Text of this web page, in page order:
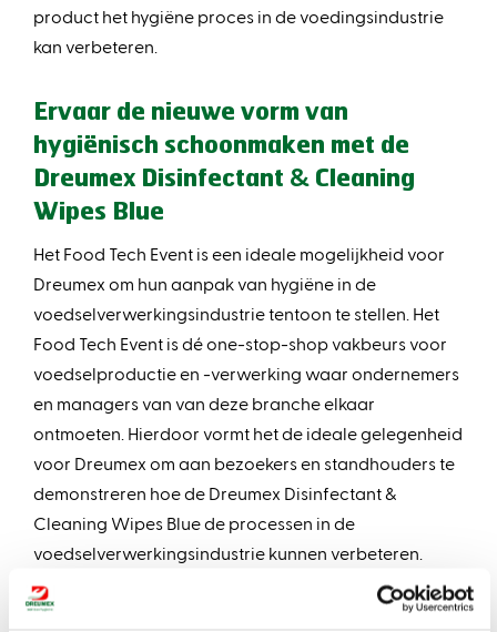
product het hygiëne proces in de voedingsindustrie
kan verbeteren.
Ervaar de nieuwe vorm van
hygiënisch schoonmaken met de
Dreumex Disinfectant & Cleaning
Wipes Blue
Het Food Tech Event is een ideale mogelijkheid voor
Dreumex om hun aanpak van hygiëne in de
voedselverwerkingsindustrie tentoon te stellen. Het
Food Tech Event is dé one-stop-shop vakbeurs voor
voedselproductie en -verwerking waar ondernemers
en managers van van deze branche elkaar
ontmoeten. Hierdoor vormt het de ideale gelegenheid
voor Dreumex om aan bezoekers en standhouders te
demonstreren hoe de Dreumex Disinfectant &
Cleaning Wipes Blue de processen in de
voedselverwerkingsindustrie kunnen verbeteren.
Innovatie in voedselveiligheid: